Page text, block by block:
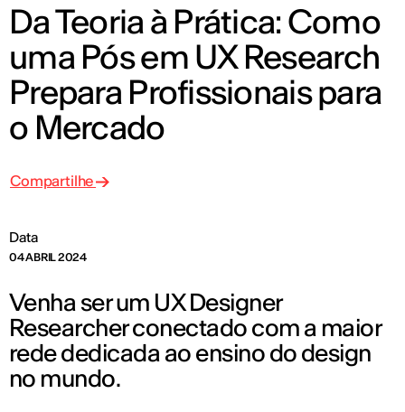
Da Teoria à Prática: Como
uma Pós em UX Research
Prepara Profissionais para
o Mercado
Data
04 ABRIL 2024
Compartilhe
Venha ser um UX Designer
Researcher conectado com a maior
rede dedicada ao ensino do design
no mundo.